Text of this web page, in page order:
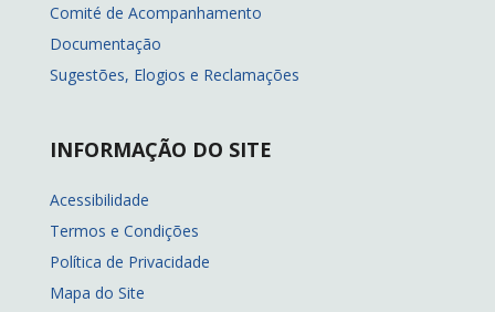
Comité de Acompanhamento
Documentação
Sugestões, Elogios e Reclamações
INFORMAÇÃO DO SITE
Acessibilidade
Termos e Condições
Política de Privacidade
Mapa do Site